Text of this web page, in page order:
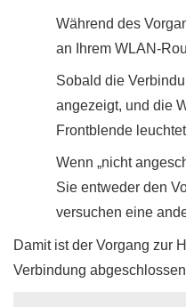
Während des
an Ihrem WLAN-
Sobald die
angezeigt, und die
Frontblende
Wenn „nicht
Sie entweder den
versuchen eine
Damit ist der Vorgang zur
Verbindung